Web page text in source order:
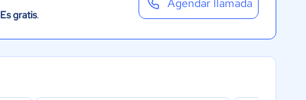
Es gratis.
Agendar llamada